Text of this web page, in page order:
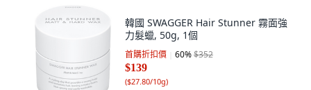
韓國 SWAGGER Hair Stunner 霧面強
力髮蠟, 50g, 1個
首購折扣價 60%$352
$139
($27.80/10g)